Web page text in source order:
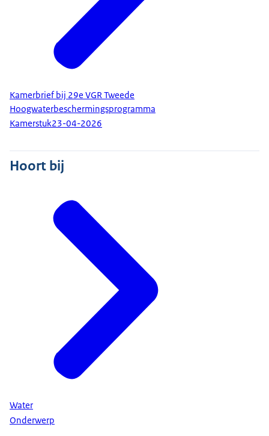
Kamerbrief bij 29e VGR Tweede
Hoogwaterbeschermingsprogramma
Kamerstuk23-04-2026
Hoort bij
Water
Onderwerp